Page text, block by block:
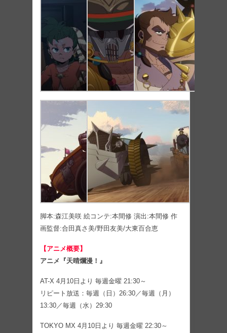
脚本:森江美咲 絵コンテ:本間修 演出:本間修 作
画監督:合田真さ美/野田友美/大東百合恵
【アニメ概要】
アニメ『天晴爛漫！』
AT-X 4月10日より 毎週金曜 21:30～
リピート放送：毎週（日）26:30／毎週（月）
13:30／毎週（水）29:30
TOKYO MX 4月10日より 毎週金曜 22:30～